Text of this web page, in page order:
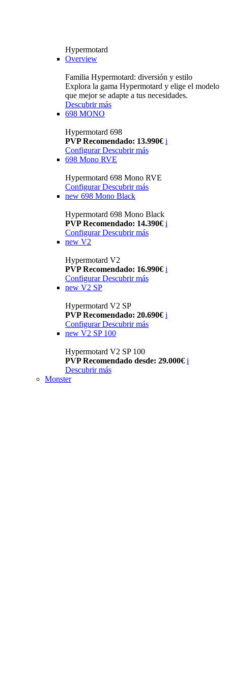
Hypermotard
Overview
Familia Hypermotard: diversión y estilo
Explora la gama Hypermotard y elige el modelo
que mejor se adapte a tus necesidades.
Descubrir más
698 MONO
Hypermotard 698
PVP Recomendado: 13.990€ i
ConfigurarDescubrir más
698 Mono RVE
Hypermotard 698 Mono RVE
Configurar Descubrir más
new 698 Mono Black
Hypermotard 698 Mono Black
PVP Recomendado: 14.390€ i
Configurar Descubrir más
new V2
Hypermotard V2
PVP Recomendado: 16.990€ i
Configurar Descubrir más
new V2 SP
Hypermotard V2 SP
PVP Recomendado: 20.690€ i
Configurar Descubrir más
new V2 SP 100
Hypermotard V2 SP 100
PVP Recomendado desde: 29.000€ i
Descubrir más
Monster